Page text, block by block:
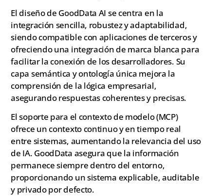
El diseño de GoodData AI se centra en la
integración sencilla, robustez y adaptabilidad,
siendo compatible con aplicaciones de terceros y
ofreciendo una integración de marca blanca para
facilitar la conexión de los desarrolladores. Su
capa semántica y ontología única mejora la
comprensión de la lógica empresarial,
asegurando respuestas coherentes y precisas.
El soporte para el contexto de modelo (MCP)
ofrece un contexto continuo y en tiempo real
entre sistemas, aumentando la relevancia del uso
de IA. GoodData asegura que la información
permanece siempre dentro del entorno,
proporcionando un sistema explicable, auditable
y privado por defecto.